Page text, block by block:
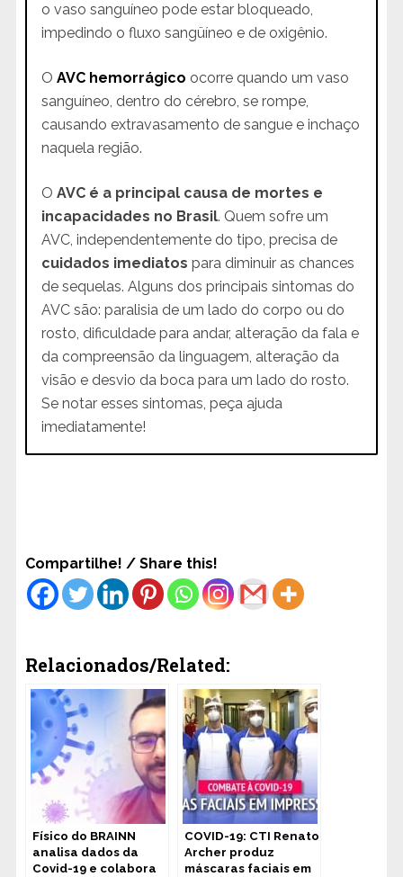
o vaso sanguíneo pode estar bloqueado,
impedindo o fluxo sangüíneo e de oxigênio.
O AVC hemorrágico ocorre quando um vaso
sanguíneo, dentro do cérebro, se rompe,
causando extravasamento de sangue e inchaço
naquela região.
O AVC é a principal causa de mortes e
incapacidades no Brasil. Quem sofre um
AVC, independentemente do tipo, precisa de
cuidados imediatos para diminuir as chances
de sequelas. Alguns dos principais sintomas do
AVC são: paralisia de um lado do corpo ou do
rosto, dificuldade para andar, alteração da fala e
da compreensão da linguagem, alteração da
visão e desvio da boca para um lado do rosto.
Se notar esses sintomas, peça ajuda
imediatamente!
Compartilhe! / Share this!
Relacionados/Related:
Físico do BRAINN
analisa dados da
Covid-19 e colabora
COVID-19: CTI Renato
Archer produz
máscaras faciais em